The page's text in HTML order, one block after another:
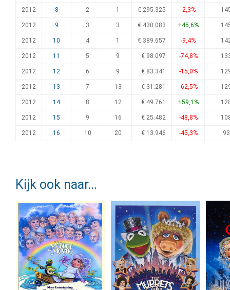
2012 8 2 1 € 295.325 -2,3%
2012 9 3 3 € 430.083 +45,6%
2012 10 4 1 € 389.657 -9,4%
2012 11 5 9 € 98.097 -74,8%
2012 12 6 9 € 83.341 -15,0%
2012 13 7 13 € 31.281 -62,5%
2012 14 8 12 € 49.761 +59,1%
2012 15 9 16 € 25.482 -48,8%
2012 16 10 20 € 13.946 -45,3% 93
Kijk ook naar...